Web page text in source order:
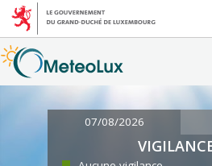
07/08/2026